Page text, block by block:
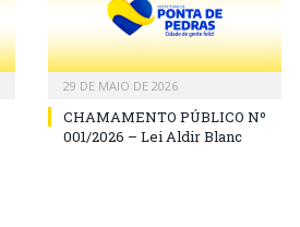
29 DE MAIO DE 2026
CHAMAMENTO PÚBLICO Nº
001/2026 – Lei Aldir Blanc